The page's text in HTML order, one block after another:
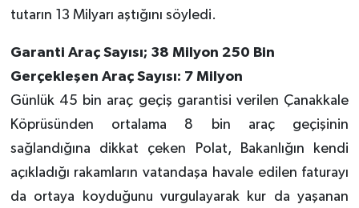
tutarın 13 Milyarı aştığını söyledi.
Garanti Araç Sayısı; 38 Milyon 250 Bin
Gerçekleşen Araç Sayısı: 7 Milyon
Günlük 45 bin araç geçiş garantisi verilen Çanakkale
Köprüsünden ortalama 8 bin araç geçişinin
sağlandığına dikkat çeken Polat, Bakanlığın kendi
açıkladığı rakamların vatandaşa havale edilen faturayı
da ortaya koyduğunu vurgulayarak kur da yaşanan